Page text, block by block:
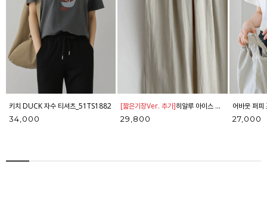
키치 DUCK 자수 티셔츠_51TS1882
34,000
[짧은기장Ver. 추가]히알루 아이스 밴딩 와이드 팬츠_42PT1784
29,800 27,000